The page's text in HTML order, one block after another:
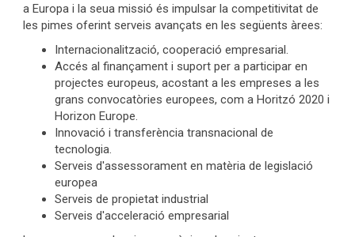
a Europa i la seua missió és impulsar la competitivitat de
les pimes oferint serveis avançats en les següents àrees:
Internacionalització, cooperació empresarial.
Accés al finançament i suport per a participar en
projectes europeus, acostant a les empreses a les
grans convocatòries europees, com a Horitzó 2020 i
Horizon Europe.
Innovació i transferència transnacional de
tecnologia.
Serveis d'assessorament en matèria de legislació
europea
Serveis de propietat industrial
Serveis d'acceleració empresarial